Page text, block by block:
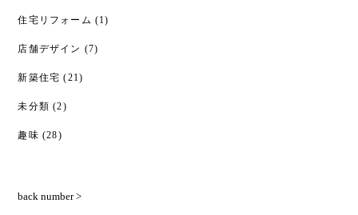
住宅リフォーム (1)
店舗デザイン (7)
新築住宅 (21)
未分類 (2)
趣味 (28)
back number >